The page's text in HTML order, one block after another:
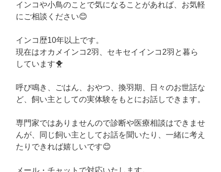
インコや小鳥のことで気になることがあれば、お気軽
にご相談ください😊
インコ歴10年以上です。
現在はオカメインコ2羽、セキセイインコ2羽と暮ら
しています🐥
呼び鳴き、ごはん、おやつ、換羽期、日々のお世話な
ど、飼い主としての実体験をもとにお話しできます。
専門家ではありませんので診断や医療相談はできませ
んが、同じ飼い主としてお話を聞いたり、一緒に考え
たりできれば嬉しいです😊
メール・チャットで対応いたします。